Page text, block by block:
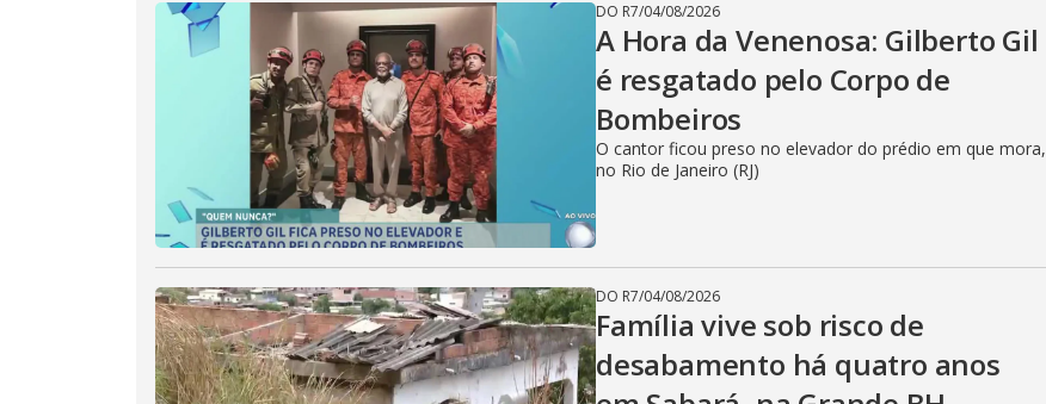
DO R7/04/08/2026
A Hora da Venenosa: Gilberto Gil
é resgatado pelo Corpo de
Bombeiros
O cantor ficou preso no elevador do prédio em que mora,
no Rio de Janeiro (RJ)
DO R7/04/08/2026
Família vive sob risco de
desabamento há quatro anos